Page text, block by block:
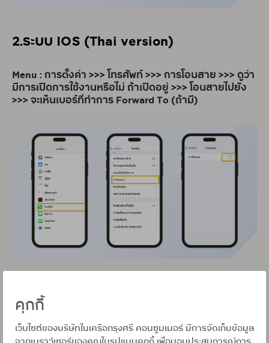
คุกกี้
เว็บไซต์ของบริษัทในเครือกรุงศรี คอนซูมเมอร์ มีการจัดเก็บข้อมูล
2.ระบบ IOS (Thai version)
Menu : การตั้งค่า >>> โทรศัพท์ >>> การโอนสาย >>> ดูว่า
มีการเปิดการใช้งานหรือไม่ ถ้าเปิดอยู่ >>> โอนสายไปยัง
>>> จะเห็นเบอร์ที่ทำการ Forward To (ถ้ามี)